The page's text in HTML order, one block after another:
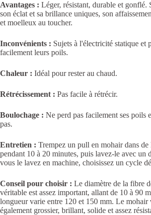
Avantages : Léger, résistant, durable et gonflé.
son éclat et sa brillance uniques, son
et moelleux au toucher.
Inconvénients : Sujets à l'électricité statique et
facilement leurs poils.
Chaleur : Idéal pour rester au chaud.
Rétrécissement : Pas facile à rétrécir.
Boulochage : Ne perd pas facilement ses poils
pas.
Entretien : Trempez un pull en mohair dans
pendant 10 à 20 minutes, puis lavez-le avec un
vous le lavez en machine, choisissez un cycle
Conseil pour choisir : Le diamètre de la fibre
véritable est assez important, allant de 10 à 90
longueur varie entre 120 et 150 mm. Le mohair
également grossier, brillant, solide et assez